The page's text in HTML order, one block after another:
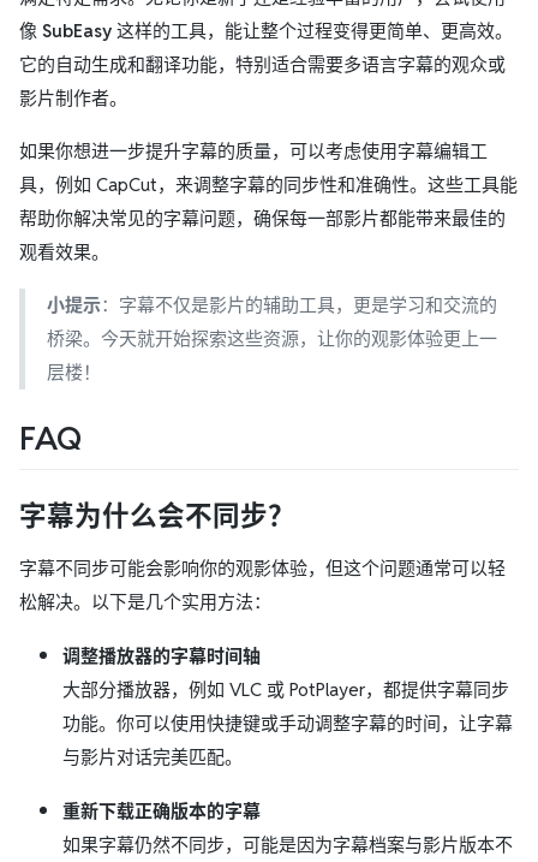
像 SubEasy 这样的工具，能让整个过程变得更简单、更高效。
它的自动生成和翻译功能，特别适合需要多语言字幕的观众或
影片制作者。
如果你想进一步提升字幕的质量，可以考虑使用字幕编辑工
具，例如 CapCut，来调整字幕的同步性和准确性。这些工具能
帮助你解决常见的字幕问题，确保每一部影片都能带来最佳的
观看效果。
小提示：字幕不仅是影片的辅助工具，更是学习和交流的
桥梁。今天就开始探索这些资源，让你的观影体验更上一
层楼！
FAQ
字幕为什么会不同步？
字幕不同步可能会影响你的观影体验，但这个问题通常可以轻
松解决。以下是几个实用方法：
调整播放器的字幕时间轴
大部分播放器，例如 VLC 或 PotPlayer，都提供字幕同步
功能。你可以使用快捷键或手动调整字幕的时间，让字幕
与影片对话完美匹配。
重新下载正确版本的字幕
如果字幕仍然不同步，可能是因为字幕档案与影片版本不